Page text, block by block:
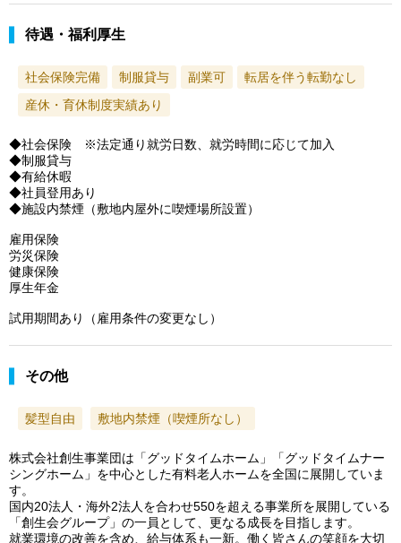
待遇・福利厚生
社会保険完備 制服貸与 副業可
転居を伴う転勤なし
産休・育休制度実績あり
◆社会保険 ※法定通り就労日数、就労時間に応じて加入
◆制服貸与
◆有給休暇
◆社員登用あり
◆施設内禁煙（敷地内屋外に喫煙場所設置）
雇用保険
労災保険
健康保険
厚生年金
試用期間あり（雇用条件の変更なし）
その他
髪型自由 敷地内禁煙（喫煙所なし）
株式会社創生事業団は「グッドタイムホーム」「グッドタイムナー
シングホーム」を中心とした有料老人ホームを全国に展開していま
す。
国内20法人・海外2法人を合わせ550を超える事業所を展開している
「創生会グループ」の一員として、更なる成長を目指します。
就業環境の改善を含め、給与体系も一新。働く皆さんの笑顔を大切